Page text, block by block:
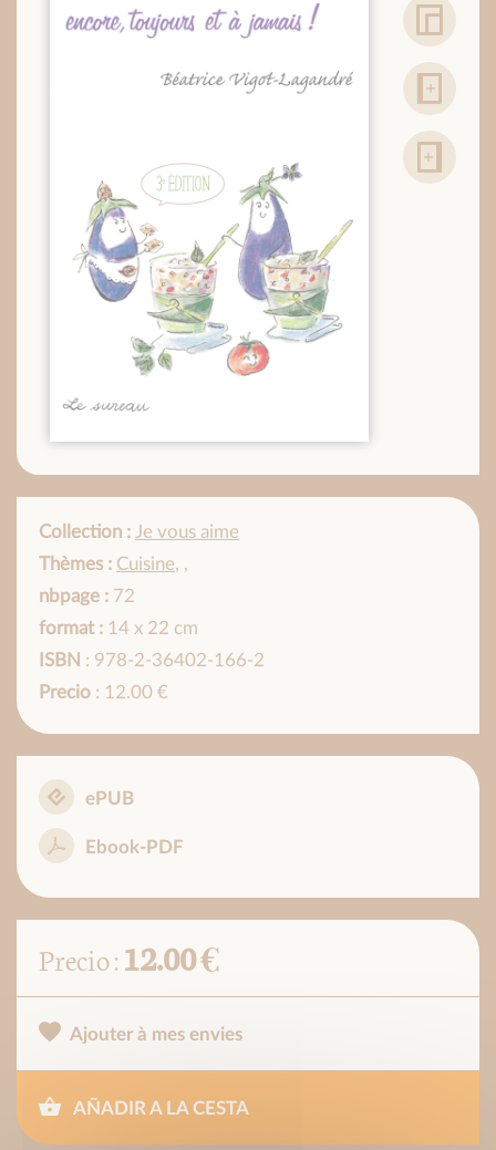
Collection : Je vous aime
Thèmes : Cuisine, ,
nbpage : 72
format : 14 x 22 cm
ISBN : 978-2-36402-166-2
Precio : 12.00 €
ePUB
Ebook-PDF
Precio :12.00 €
Ajouter à mes envies
AÑADIR A LA CESTA